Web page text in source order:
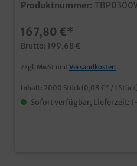
Kaltgetränke oder Shakes Auch passende Deckel
Eichstrich/Füllstrich bedruckt natürlich mit mit
Eichstrich und SUP Logo Made in Germany ab 50.000
Stück auch individuell
Produktnummer:
167,80 €*
Brutto: 199,68 €
zzgl. MwSt und Versandkosten
Inhalt: 2000 Stück (0,08 €* / 1
Sofort verfügbar, Lieferzeit: